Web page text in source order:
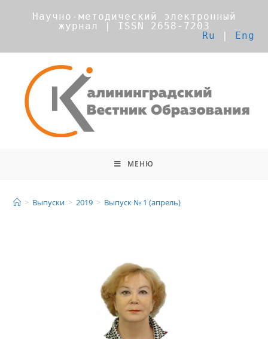
Научно-методический электронный
журнал | ISSN 2658-7203
Ru | Eng
МЕНЮ
> Выпуски > 2019 > Выпуск № 1 (апрель)